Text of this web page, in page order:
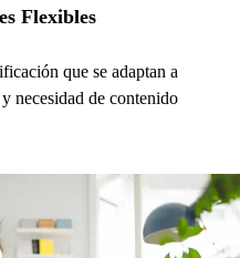
Flexibles
que se adaptan a
necesidad de contenido